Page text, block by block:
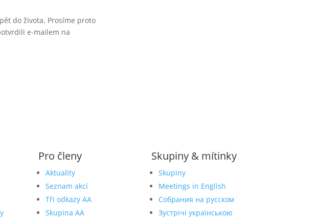
do života. Prosíme proto
e-mailem na
Pro členy
Aktuality
Seznam akcí
Tři odkazy AA
Skupina AA
Skupiny & mítinky
Skupiny
Meetings in English
Собрания на русском
Зустрічі українською